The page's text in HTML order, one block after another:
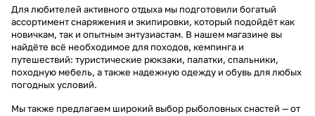
Для любителей активного отдыха мы подготовили богатый
ассортимент снаряжения и экипировки, который подойдёт как
новичкам, так и опытным энтузиастам. В нашем магазине вы
найдёте всё необходимое для походов, кемпинга и
путешествий: туристические рюкзаки, палатки, спальники,
походную мебель, а также надежную одежду и обувь для любых
погодных условий.
Мы также предлагаем широкий выбор рыболовных снастей — от